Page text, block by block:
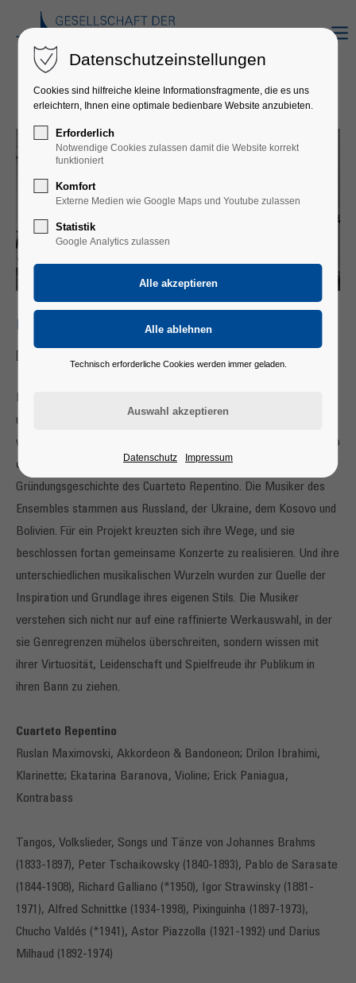
CUARTETO REPENTINO
Dancing the World
Einst trafen sich vier Instrumente mit vier Seelen und vier ganz
unterschiedlichen Geschichten. Sie spielten miteinander und
waren davon bezaubert, sich sofort und wortlos zu verstehen. So
oder so ähnlich, aber auf jeden Fall märchenhaft, war die
Gründungsgeschichte des Cuarteto Repentino. Die Musiker des
Ensembles stammen aus Russland, der Ukraine, dem Kosovo und
Bolivien. Für ein Projekt kreuzten sich ihre Wege, und sie
beschlossen fortan gemeinsame Konzerte zu realisieren. Und ihre
unterschiedlichen musikalischen Wurzeln wurden zur Quelle der
Inspiration und Grundlage ihres eigenen Stils. Die Musiker
verstehen sich nicht nur auf eine raffinierte Werkauswahl, in der
sie Genregrenzen mühelos überschreiten, sondern wissen mit
ihrer Virtuosität, Leidenschaft und Spielfreude ihr Publikum in
ihren Bann zu ziehen.
Cuarteto Repentino
Ruslan Maximovski, Akkordeon & Bandoneon; Drilon Ibrahimi,
Klarinette; Ekatarina Baranova, Violine; Erick Paniagua,
Kontrabass
Tangos, Volkslieder, Songs und Tänze von Johannes Brahms
(1833-1897), Peter Tschaikowsky (1840-1893), Pablo de Sarasate
(1844-1908), Richard Galliano (*1950), Igor Strawinsky (1881-
1971), Alfred Schnittke (1934-1998), Pixinguinha (1897-1973),
Chucho Valdés (*1941), Astor Piazzolla (1921-1992) und Darius
Milhaud (1892-1974)
Datenschutzeinstellungen
Cookies sind hilfreiche kleine Informationsfragmente, die es uns
erleichtern, Ihnen eine optimale bedienbare Website anzubieten.
Erforderlich
Notwendige Cookies zulassen damit die Website korrekt
funktioniert
Komfort
Externe Medien wie Google Maps und Youtube zulassen
Statistik
Google Analytics zulassen
Technisch erforderliche Cookies werden immer geladen.
Datenschutz Impressum